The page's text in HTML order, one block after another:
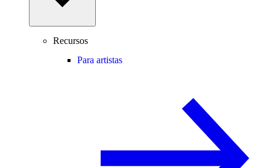
Recursos
Para artistas